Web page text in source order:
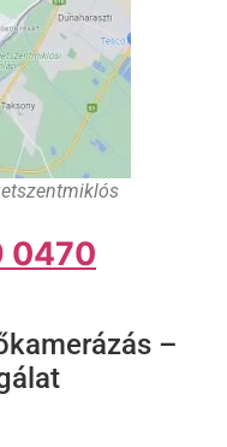
0470
–